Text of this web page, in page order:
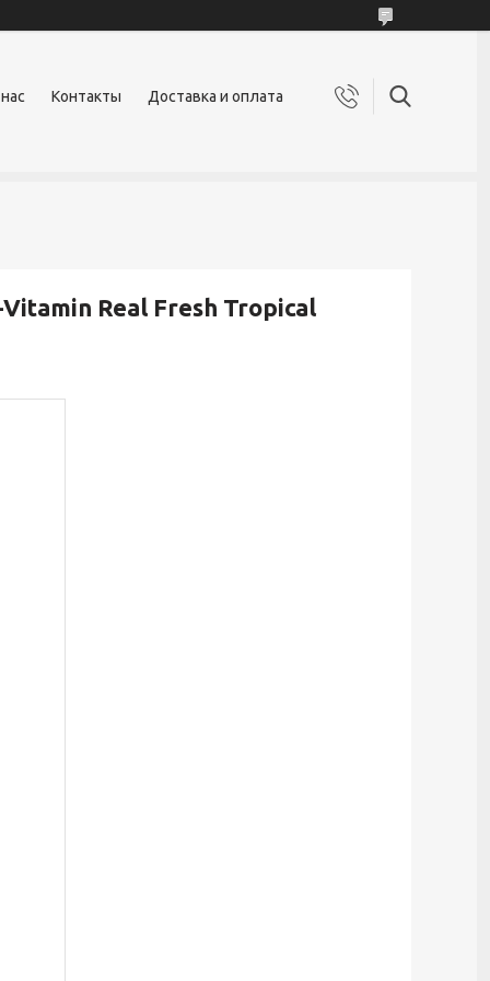
Контакты Доставка и оплата
Real Fresh Tropical